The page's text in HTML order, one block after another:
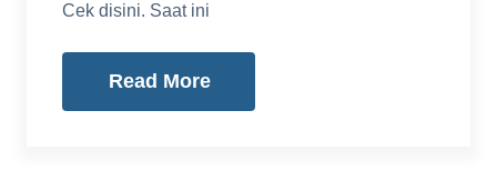
Cek disini. Saat ini
Read More